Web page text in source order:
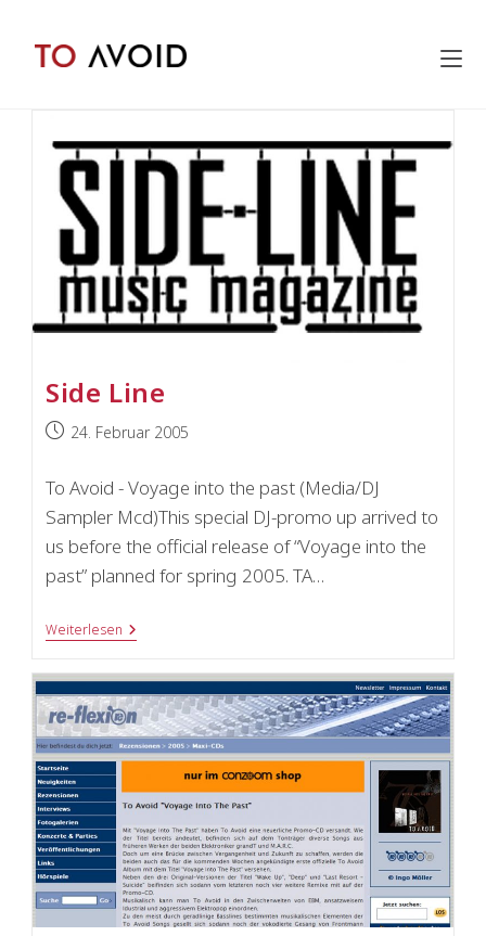
Inhalt
springen
Side Line
Beitrag24. Februar 2005
To Avoid - Voyage into the past (Media/DJ
Sampler Mcd)This special DJ-promo up arrived to
us before the official release of “Voyage into the
past” planned for spring 2005. TA…
Weiterlesen Side
Line